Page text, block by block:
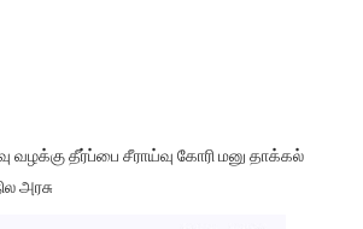
வழக்கு தீர்ப்பை சீராய்வு கோரி மனு தாக்கல்
அரசு